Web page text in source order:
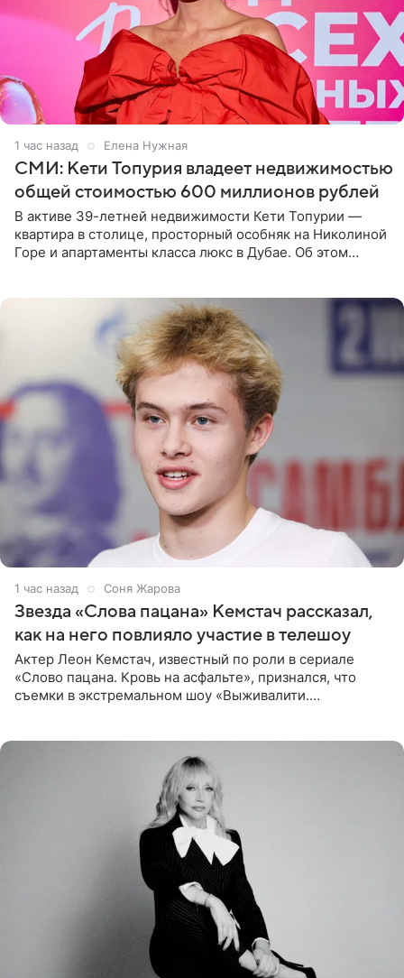
1 час назад Елена Нужная
СМИ: Кети Топурия владеет недвижимостью
общей стоимостью 600 миллионов рублей
В активе 39-летней недвижимости Кети Топурии —
квартира в столице, просторный особняк на Николиной
Горе и апартаменты класса люкс в Дубае. Об этом
1 час назад Соня Жарова
Звезда «Слова пацана» Кемстач рассказал,
как на него повлияло участие в телешоу
Актер Леон Кемстач, известный по роли в сериале
«Слово пацана. Кровь на асфальте», признался, что
съемки в экстремальном шоу «Выживалити.